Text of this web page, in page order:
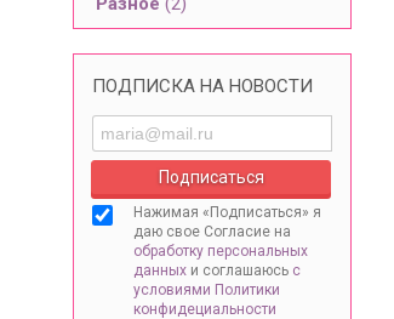
ПОДПИСКА НА НОВОСТИ
Нажимая «Подписаться» я
даю свое Согласие на
обработку персональных
данных и соглашаюсь с
условиями Политики
конфидециальности